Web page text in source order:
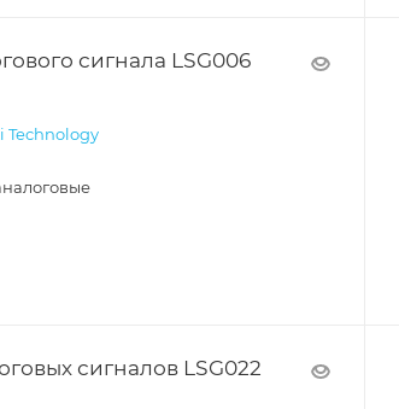
сигнала LSG006
Technology
сигналов LSG022